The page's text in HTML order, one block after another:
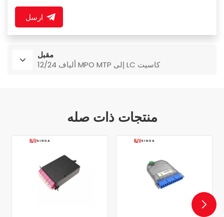
ارسل
مقبل
12/24 ألياف MPO MTP إلى LC كاسيت
منتجات ذات صله